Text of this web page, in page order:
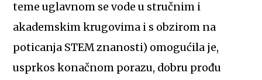
teme uglavnom se vode u stručnim i
akademskim krugovima i s obzirom na
poticanja STEM znanosti) omogućila je,
usprkos konačnom porazu, dobru prođu